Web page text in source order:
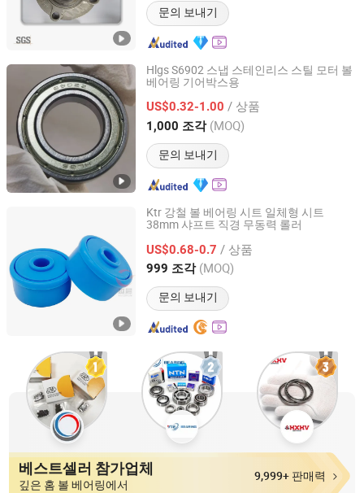
문의 보내기
Hlgs S6902 스냅 스테인리스 스틸 모터 볼
베어링 기어박스용
US$0.32-1.00 / 상품
1,000 조각 (MOQ)
문의 보내기
Ningbo Zhenhai Hualei Bearing Co., Ltd
Zhejiang, China 이후 2024
Ktr 강철 볼 베어링 시트 일체형 시트
38mm 샤프트 직경 무동력 롤러
US$0.68-0.7 / 상품
999 조각 (MOQ)
문의 보내기
Guangzhou Yuechen Mechanical and Electrical
Equipment Co., Ltd.
Guangdong, China
베스트셀러 참가업체
깊은 홈 볼 베어링에서
9,999+ 판매력